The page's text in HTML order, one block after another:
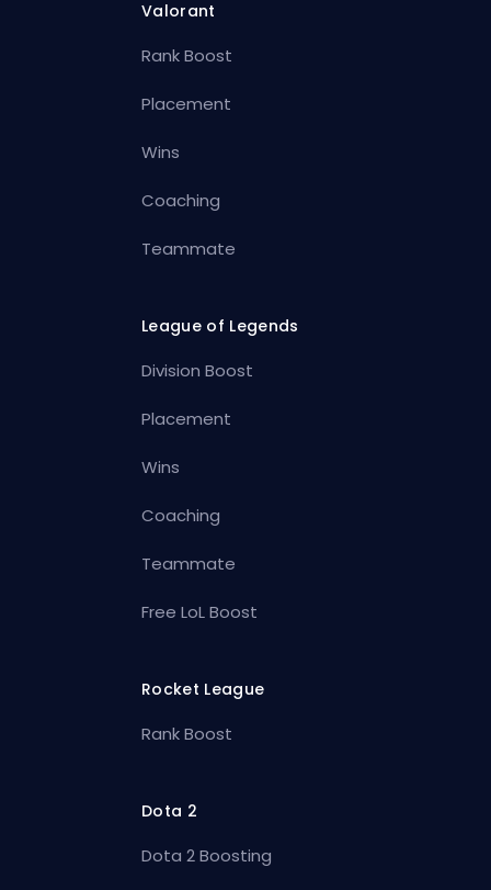
Valorant
Rank Boost
Placement
Wins
Coaching
Teammate
League of Legends
Division Boost
Placement
Wins
Coaching
Teammate
Free LoL Boost
Rocket League
Rank Boost
Dota 2
Dota 2 Boosting